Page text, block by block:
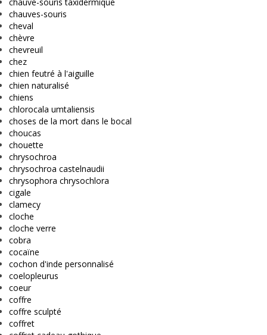
chauves-souris
cheval
chèvre
chevreuil
chez
chien feutré à l'aiguille
chien naturalisé
chiens
chlorocala umtaliensis
choses de la mort dans le bocal
choucas
chouette
chrysochroa
chrysochroa castelnaudii
chrysophora chrysochlora
cigale
clamecy
cloche
cloche verre
cobra
cocaïne
cochon d'inde personnalisé
coelopleurus
coeur
coffre
coffre sculpté
coffret